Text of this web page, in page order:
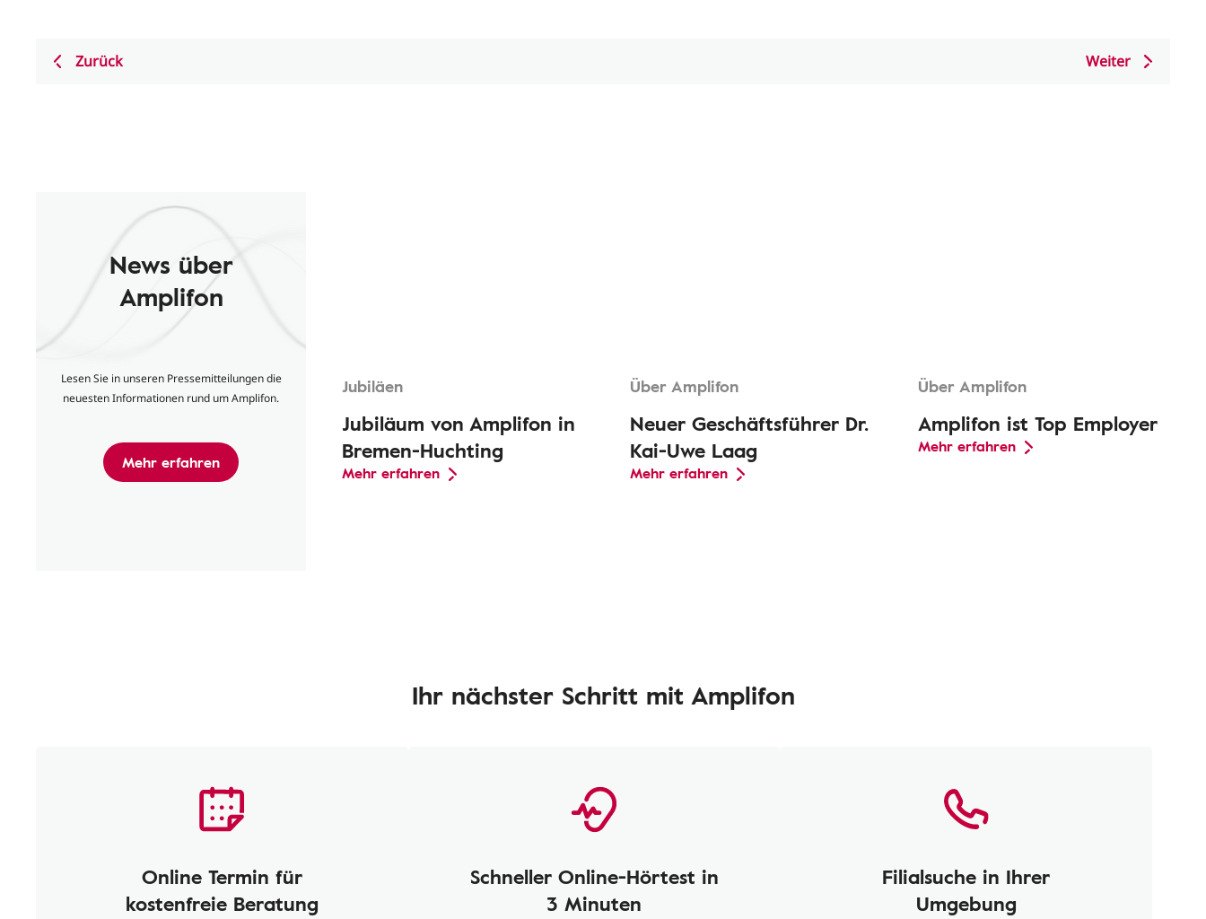
Zurück Weiter
News über
Amplifon
Lesen Sie in unseren Pressemitteilungen die
neuesten Informationen rund um Amplifon.
Mehr erfahren
Jubiläen
Jubiläum von Amplifon in
Bremen-Huchting
Mehr erfahren
Über Amplifon
Neuer Geschäftsführer Dr.
Kai-Uwe Laag
Mehr erfahren
Über Amplifon
Amplifon ist Top Employer
Mehr erfahren
Ihr nächster Schritt mit Amplifon
Online Termin für
kostenfreie Beratung
Schneller Online-Hörtest in
3 Minuten
Filialsuche in Ihrer
Umgebung